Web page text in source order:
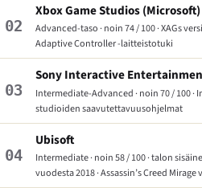
02
Xbox Game Studios (Microsoft)
Advanced-taso · noin 74 / 100 · XAGs
Adaptive Controller -laitteistotuki
03
Sony Interactive
Intermediate-Advanced · noin 70 / 100
studioiden saavutettavuusohjelmat
04
Ubisoft
Intermediate · noin 58 / 100 · talon
vuodesta 2018 ·Assassin’s Creed Mirage